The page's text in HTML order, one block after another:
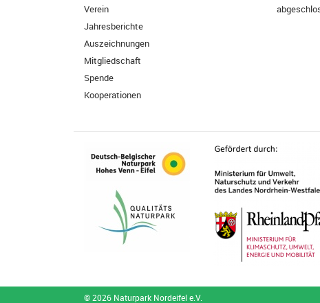
Verein
Jahresberichte
Auszeichnungen
Mitgliedschaft
Spende
Kooperationen
© 2026 Naturpark Nordeifel e.V.